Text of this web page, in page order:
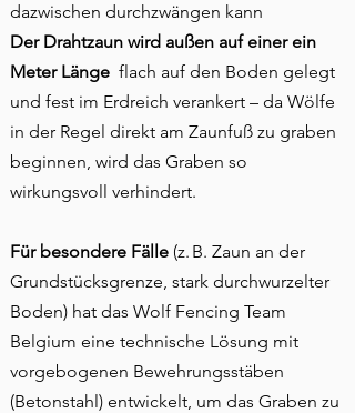
dazwischen durchzwängen kann
Der Drahtzaun wird außen auf einer ein
Meter Länge flach auf den Boden gelegt
und fest im Erdreich verankert – da Wölfe
in der Regel direkt am Zaunfuß zu graben
beginnen, wird das Graben so
wirkungsvoll verhindert.
Für besondere Fälle (z. B. Zaun an der
Grundstücksgrenze, stark durchwurzelter
Boden) hat das Wolf Fencing Team
Belgium eine technische Lösung mit
vorgebogenen Bewehrungsstäben
(Betonstahl) entwickelt, um das Graben zu